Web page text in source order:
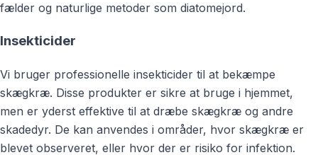
fælder og naturlige metoder som diatomejord.
Insekticider
Vi bruger professionelle insekticider til at bekæmpe
skægkræ. Disse produkter er sikre at bruge i hjemmet,
men er yderst effektive til at dræbe skægkræ og andre
skadedyr. De kan anvendes i områder, hvor skægkræ er
blevet observeret, eller hvor der er risiko for infektion.